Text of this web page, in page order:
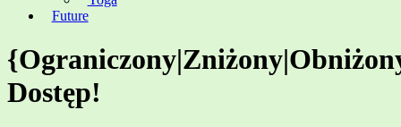
Future
Dostęp!